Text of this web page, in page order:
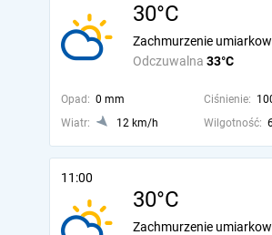
30°C
Odczuwalna 33°C
Zachmurzenie
Opad: 0 mm Ciśnienie:
Wiatr:
12 km/h Wilgotność:
11:00
30°C
Zachmurzenie